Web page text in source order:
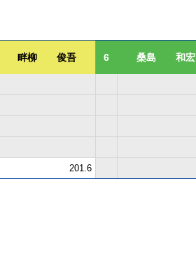
畔柳 俊吾 6 桑島 和宏
201.6